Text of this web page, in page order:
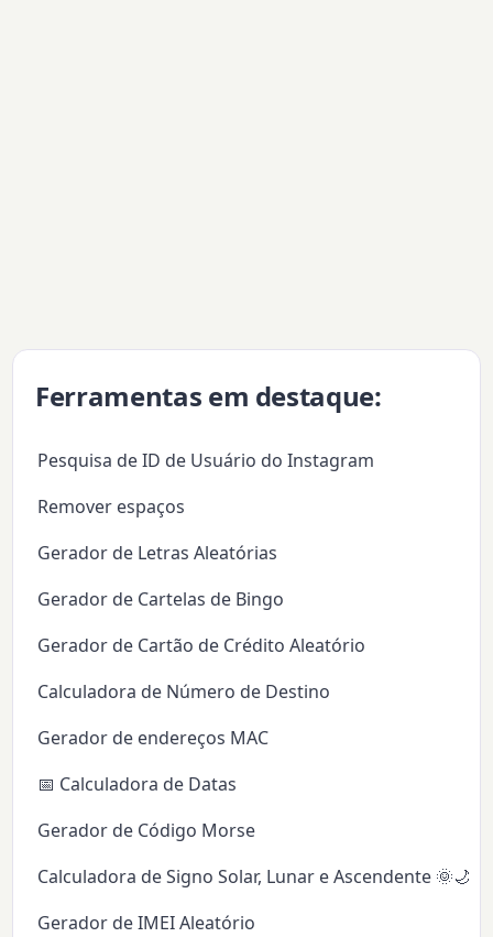
Ferramentas em destaque:
Pesquisa de ID de Usuário do Instagram
Remover espaços
Gerador de Letras Aleatórias
Gerador de Cartelas de Bingo
Gerador de Cartão de Crédito Aleatório
Calculadora de Número de Destino
Gerador de endereços MAC
📅 Calculadora de Datas
Gerador de Código Morse
Calculadora de Signo Solar, Lunar e Ascendente 🌞🌙✨
Gerador de IMEI Aleatório